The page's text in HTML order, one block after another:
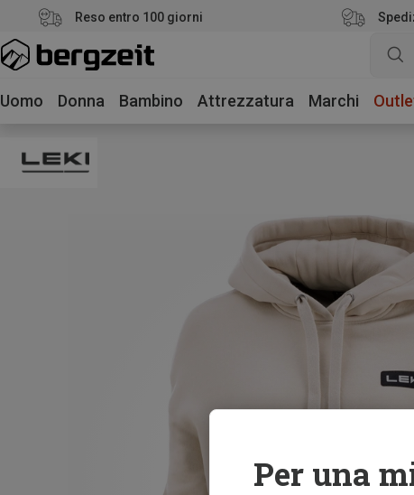
Reso entro 100 giorni
Uomo Donna Bambino Attrezzatura Marchi
Per una